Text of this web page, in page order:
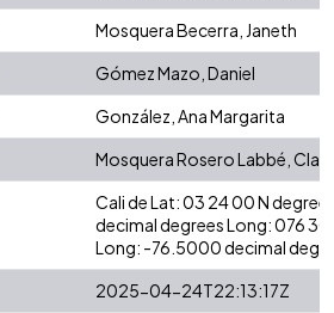
Mosquera Becerra, Janeth
Gómez Mazo, Daniel
González, Ana Margarita
Mosquera Rosero Labbé,
Cali de Lat: 03 24 00 N
decimal degrees Long: 076
Long: -76.5000 decimal
2025-04-24T22:13:17Z